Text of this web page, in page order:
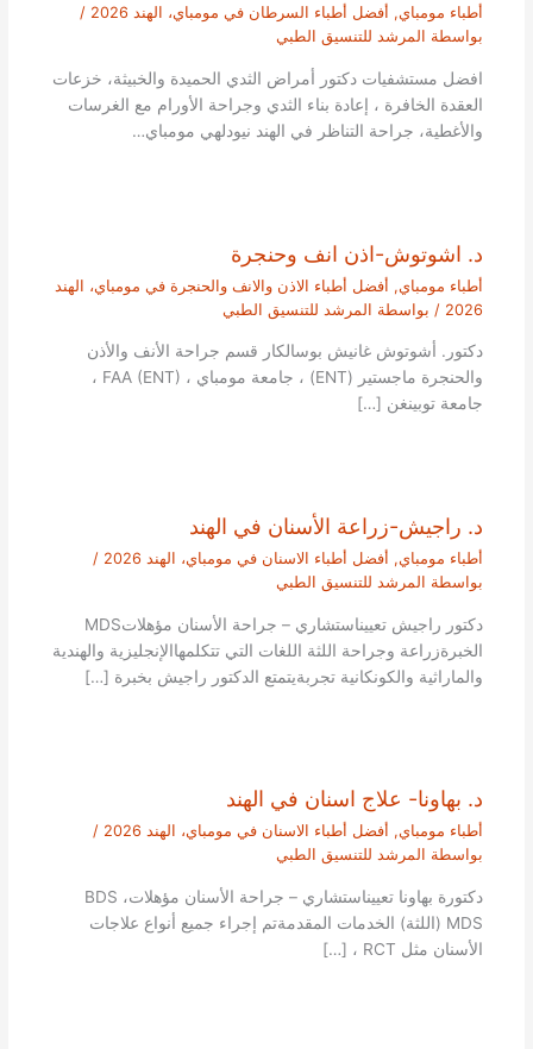
أطباء مومباي, أفضل أطباء السرطان في مومباي، الهند 2026
/
بواسطة المرشد للتنسيق الطبي
افضل مستشفيات دكتور أمراض الثدي الحميدة والخبيثة، خزعات
العقدة الخافرة ، إعادة بناء الثدي وجراحة الأورام مع الغرسات
والأغطية، جراحة التناظر في الهند نيودلهي مومباي…
د. اشوتوش-اذن انف وحنجرة
أطباء مومباي, أفضل أطباء الاذن والانف والحنجرة في مومباي، الهند
2026 / بواسطة المرشد للتنسيق الطبي
دكتور. أشوتوش غانيش بوسالكار قسم جراحة الأنف والأذن
والحنجرة ماجستير (ENT) ، جامعة مومباي ، FAA (ENT) ،
جامعة توبينغن […]
د. راجيش-زراعة الأسنان في الهند
أطباء مومباي, أفضل أطباء الاسنان في مومباي، الهند 2026
/
بواسطة المرشد للتنسيق الطبي
دكتور راجيش تعييناستشاري – جراحة الأسنان مؤهلاتMDS
الخبرةزراعة وجراحة اللثة اللغات التي تتكلمهاالإنجليزية والهندية
والماراثية والكونكانية تجربةيتمتع الدكتور راجيش بخبرة […]
د. بهاونا- علاج اسنان في الهند
أطباء مومباي, أفضل أطباء الاسنان في مومباي، الهند 2026
/
بواسطة المرشد للتنسيق الطبي
دكتورة بهاونا تعييناستشاري – جراحة الأسنان مؤهلاتBDS ،
MDS (اللثة) الخدمات المقدمةتم إجراء جميع أنواع علاجات
الأسنان مثل RCT ، […]